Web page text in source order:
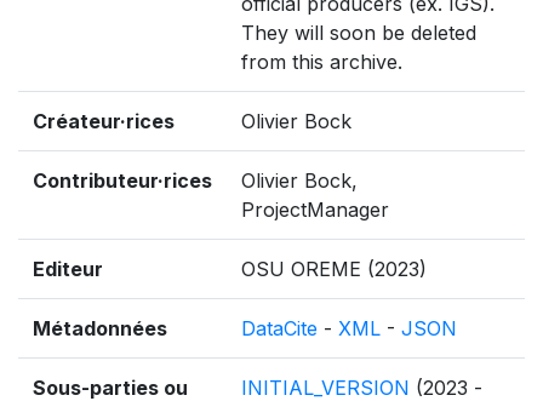
They will soon be deleted
from this archive.
Créateur·rices Olivier Bock
Contributeur·rices
Olivier Bock,
ProjectManager
Editeur OSU OREME (2023)
Métadonnées DataCite - XML - JSON
Sous-parties ou
INITIAL_VERSION (2023 -